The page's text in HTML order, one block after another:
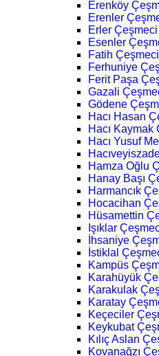
Erenköy
Erenler
Erler Çeşmeci
Esenler
Fatih Çeşmeci
Ferhuniye
Ferit Paşa
Gazali
Gödene
Hacı Hasan
Hacı Kaymak
Hacı Yusuf
Hamza Oğlu
Hanay Başı
Harmancık
Hocacihan
Hüsamettin
Işıklar
İhsaniye
İstiklal
Kampüs
Karahüyük
Karakulak
Karatay
Keçeciler
Keykubat
Kılıç Aslan
Kovanağzı